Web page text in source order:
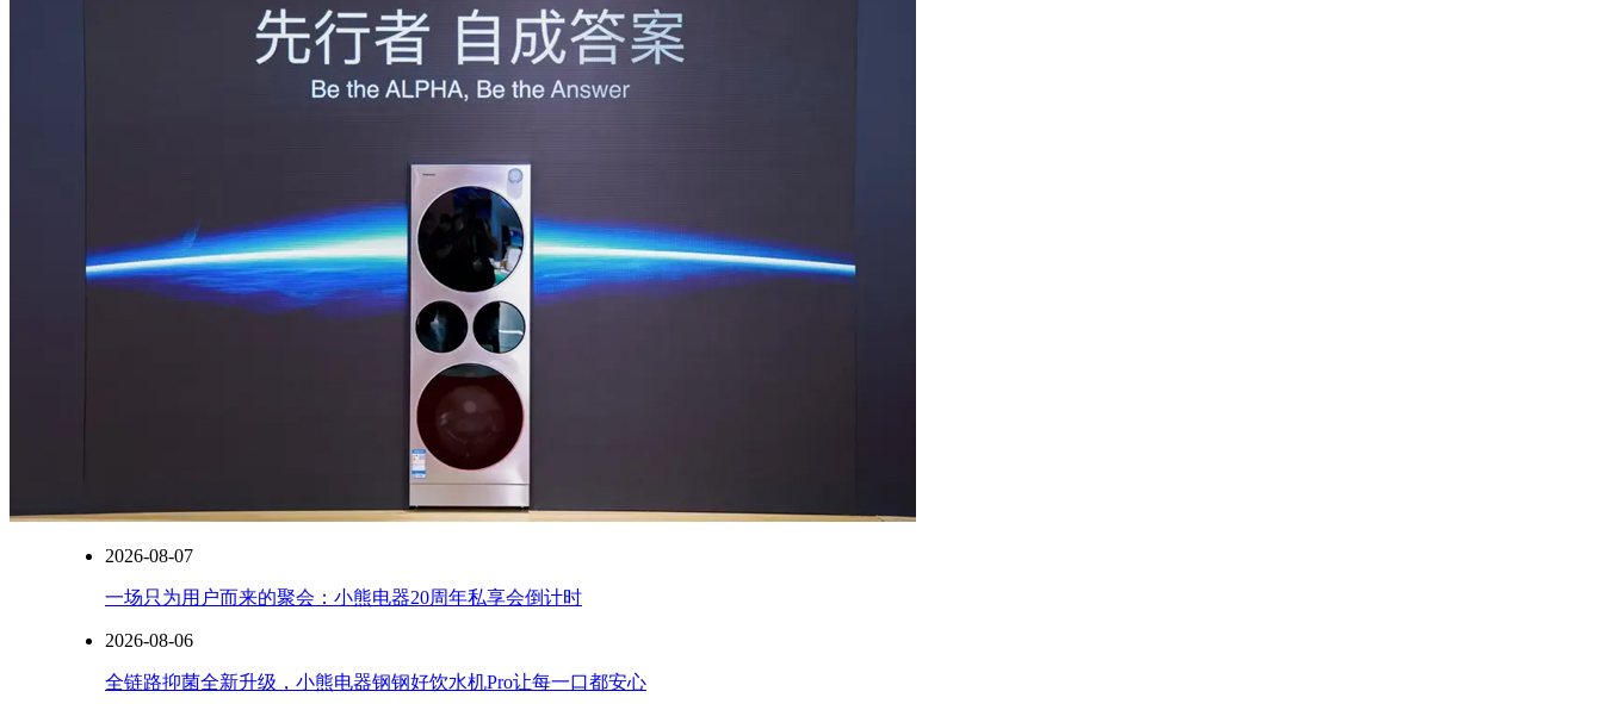
2026-08-07
一场只为用户而来的聚会：小熊电器20周年私享会倒计时
2026-08-06
全链路抑菌全新升级，小熊电器钢钢好饮水机Pro让每一口都安心